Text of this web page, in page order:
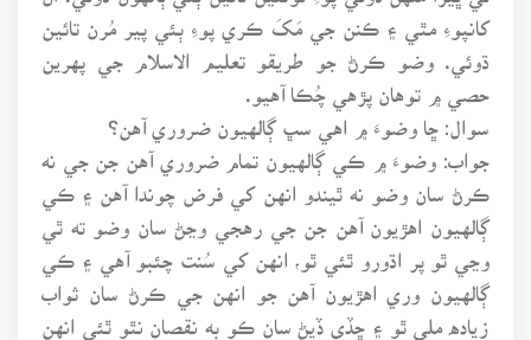
کانپوءِ مٿي ۽ ڪنن جي مَکَ ڪري پوءِ ٻئي پير مُرن تائين
ڌوئي. وضو ڪرڻ جو طريقو تعليم الاسلام جي پهرين
حصي ۾ توهان پڙهي چُڪا آهيو.
سوال: ڇا وضوءَ ۾ اهي سڀ ڳالهيون ضروري آهن؟
جواب: وضوءَ ۾ ڪي ڳالهيون تمام ضروري آهن جن جي نه
ڪرڻ سان وضو نه ٿيندو انهن کي فرض چوندا آهن ۽ ڪي
ڳالهيون اهڙيون آهن جن جي رهجي وڃڻ سان وضو ته ٿي
وڃي ٿو پر اڌورو ٿئي ٿو، انهن کي سُنت چئبو آهي ۽ ڪي
ڳالهيون وري اهڙيون آهن جو انهن جي ڪرڻ سان ثواب
زياده ملي ٿو ۽ ڇڏي ڏيڻ سان ڪو به نقصان نٿو ٿئي انهن